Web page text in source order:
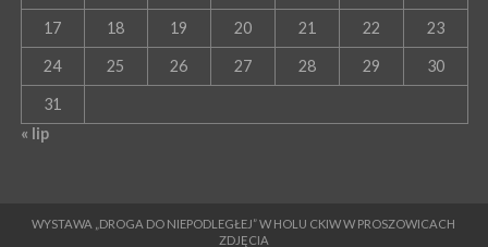
17 18 19 20 21 22 23
24 25 26 27 28 29 30
31
« lip
WYSTAWA „DROGA DO NIEPODLEGŁEJ” W HOLU CKIW W PROSZOWICACH
ZDJĘCIA